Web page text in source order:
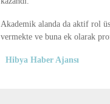
Akademik alanda da aktif rol
vermekte ve buna ek olarak
Hibya Haber Ajansı